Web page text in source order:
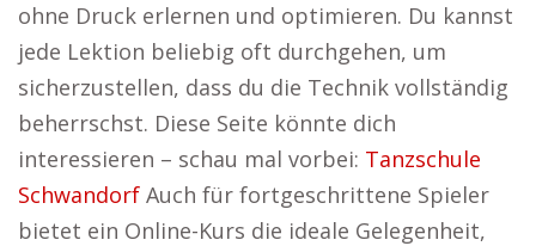
ohne Druck erlernen und optimieren. Du kannst
jede Lektion beliebig oft durchgehen, um
sicherzustellen, dass du die Technik vollständig
beherrschst. Diese Seite könnte dich
interessieren – schau mal vorbei: Tanzschule
Schwandorf Auch für fortgeschrittene Spieler
bietet ein Online-Kurs die ideale Gelegenheit,